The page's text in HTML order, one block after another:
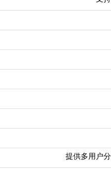
提供多用户